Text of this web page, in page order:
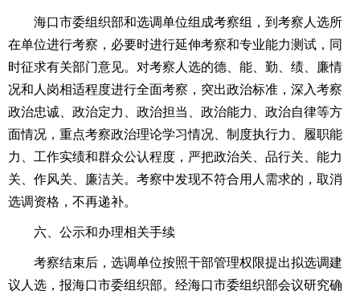
海口市委组织部和选调单位组成考察组，到考察人选所
在单位进行考察，必要时进行延伸考察和专业能力测试，同
时征求有关部门意见。对考察人选的德、能、勤、绩、廉情
况和人岗相适程度进行全面考察，突出政治标准，深入考察
政治忠诚、政治定力、政治担当、政治能力、政治自律等方
面情况，重点考察政治理论学习情况、制度执行力、履职能
力、工作实绩和群众公认程度，严把政治关、品行关、能力
关、作风关、廉洁关。考察中发现不符合用人需求的，取消
选调资格，不再递补。
六、公示和办理相关手续
考察结束后，选调单位按照干部管理权限提出拟选调建
议人选，报海口市委组织部。经海口市委组织部会议研究确